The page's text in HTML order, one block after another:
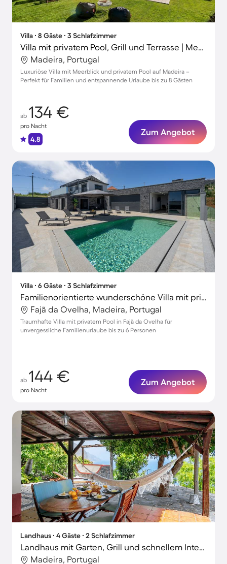
Villa ∙ 8 Gäste ∙ 3 Schlafzimmer
Villa mit privatem Pool, Grill und Terrasse | Meerblick
Madeira, Portugal
Luxuriöse Villa mit Meerblick und privatem Pool auf Madeira –
Perfekt für Familien und entspannende Urlaube bis zu 8 Gästen
ab 134 €
pro Nacht
4.8
Zum Angebot
Villa ∙ 6 Gäste ∙ 3 Schlafzimmer
Familienorientierte wunderschöne Villa mit privatem Pool, schnellem Internet und Grill
Fajã da Ovelha, Madeira, Portugal
Traumhafte Villa mit privatem Pool in Fajã da Ovelha für
unvergessliche Familienurlaube bis zu 6 Personen
ab 144 €
pro Nacht
Zum Angebot
Landhaus ∙ 4 Gäste ∙ 2 Schlafzimmer
Landhaus mit Garten, Grill und schnellem Internet | Meerblick
Madeira, Portugal